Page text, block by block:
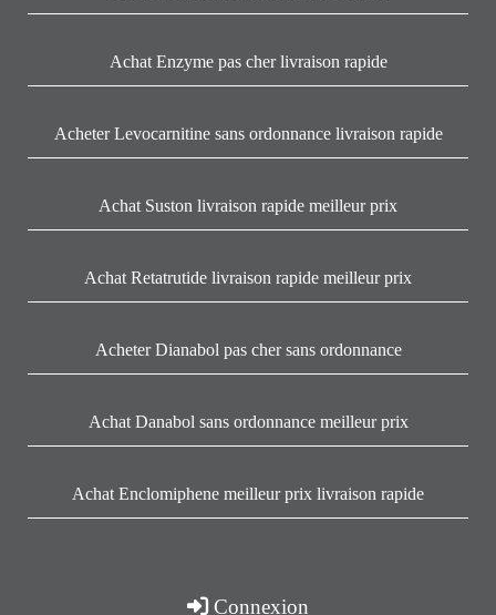
Achat Enzyme pas cher livraison rapide
Acheter Levocarnitine sans ordonnance livraison rapide
Achat Suston livraison rapide meilleur prix
Achat Retatrutide livraison rapide meilleur prix
Acheter Dianabol pas cher sans ordonnance
Achat Danabol sans ordonnance meilleur prix
Achat Enclomiphene meilleur prix livraison rapide
Connexion